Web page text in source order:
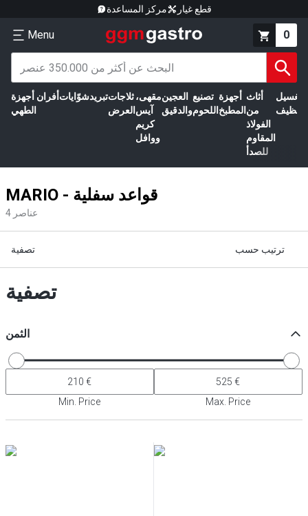
مركز المساعدة قطع غيار
Menu 0
أجهزة
الطهي
أفران شوّاياتتبريدثلاجات
العرض
مقهى،
آيس
كريم
ووافل
العجين
والدقيق
تصنيع
اللحوم
أجهزة
المطبخ
أثاث
من
الفولاذ
المقاوم
للصدأ
الغسيل
MARIO - قواعد سفلية
4 عناصر
تصفية ترتيب حسب
تصفية
الثمن
Min. Price Max. Price